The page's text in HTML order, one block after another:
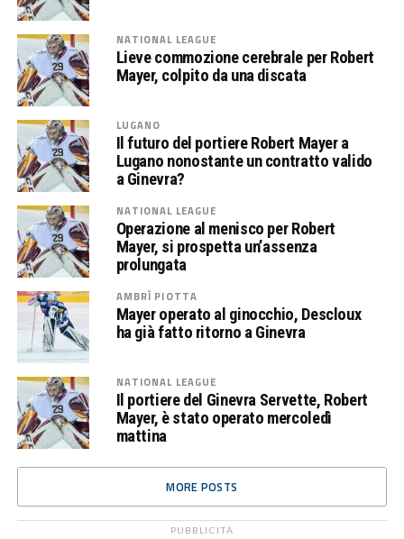
NATIONAL LEAGUE
Lieve commozione cerebrale per Robert
Mayer, colpito da una discata
LUGANO
Il futuro del portiere Robert Mayer a
Lugano nonostante un contratto valido
a Ginevra?
NATIONAL LEAGUE
Operazione al menisco per Robert
Mayer, si prospetta un’assenza
prolungata
AMBRÌ PIOTTA
Mayer operato al ginocchio, Descloux
ha già fatto ritorno a Ginevra
NATIONAL LEAGUE
Il portiere del Ginevra Servette, Robert
Mayer, è stato operato mercoledì
mattina
MORE POSTS
PUBBLICITÀ